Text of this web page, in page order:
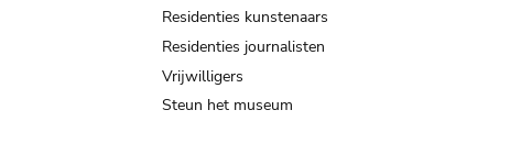
Residenties kunstenaars
Residenties journalisten
Vrijwilligers
Steun het museum